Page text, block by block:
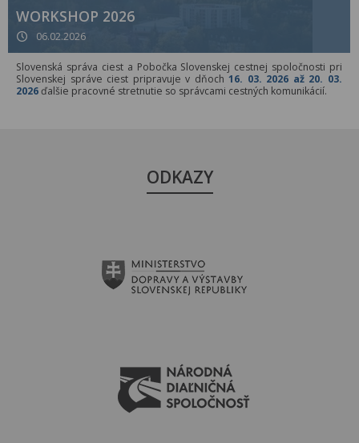
WORKSHOP 2026
06.02.2026
Slovenská správa ciest a Pobočka Slovenskej cestnej spoločnosti pri
Slovenskej správe ciest pripravuje v dňoch16. 03. 2026 až 20. 03.
2026ďalšie pracovné stretnutie so správcami cestných komunikácií.
ODKAZY